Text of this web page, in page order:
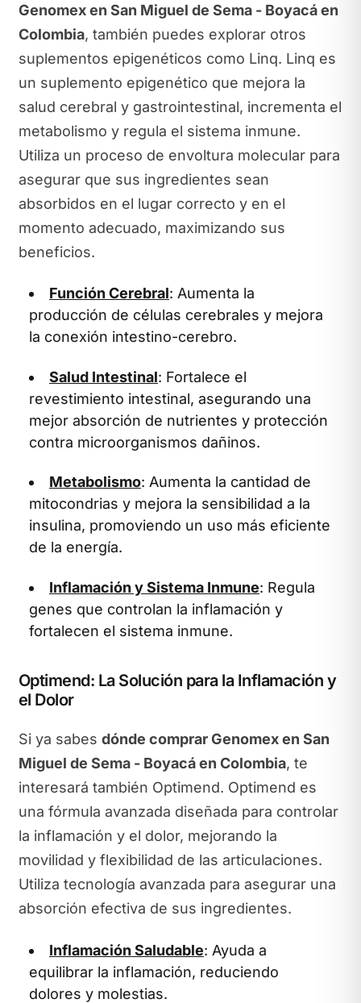
Genomex en San Miguel de Sema - Boyacá en
Colombia, también puedes explorar otros
suplementos epigenéticos como Linq. Linq es
un suplemento epigenético que mejora la
salud cerebral y gastrointestinal, incrementa el
metabolismo y regula el sistema inmune.
Utiliza un proceso de envoltura molecular para
asegurar que sus ingredientes sean
absorbidos en el lugar correcto y en el
momento adecuado, maximizando sus
beneficios.
Función Cerebral: Aumenta la
producción de células cerebrales y mejora
la conexión intestino-cerebro.
Salud Intestinal: Fortalece el
revestimiento intestinal, asegurando una
mejor absorción de nutrientes y protección
contra microorganismos dañinos.
Metabolismo: Aumenta la cantidad de
mitocondrias y mejora la sensibilidad a la
insulina, promoviendo un uso más eficiente
de la energía.
Inflamación y Sistema Inmune: Regula
genes que controlan la inflamación y
fortalecen el sistema inmune.
Optimend: La Solución para la Inflamación y
el Dolor
Si ya sabes dónde comprar Genomex en San
Miguel de Sema - Boyacá en Colombia, te
interesará también Optimend. Optimend es
una fórmula avanzada diseñada para controlar
la inflamación y el dolor, mejorando la
movilidad y flexibilidad de las articulaciones.
Utiliza tecnología avanzada para asegurar una
absorción efectiva de sus ingredientes.
Inflamación Saludable: Ayuda a
equilibrar la inflamación, reduciendo
dolores y molestias.